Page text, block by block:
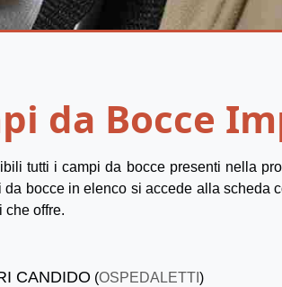
da Bocce
tutti i campi da bocce presenti nella
bocce in elenco si accede alla scheda
che offre.
CANDIDO (OSPEDALETTI)